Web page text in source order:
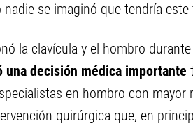
nadie se imaginó que tendría
la clavícula y el hombro
una decisión médica importante
en hombro con
quirúrgica que, en